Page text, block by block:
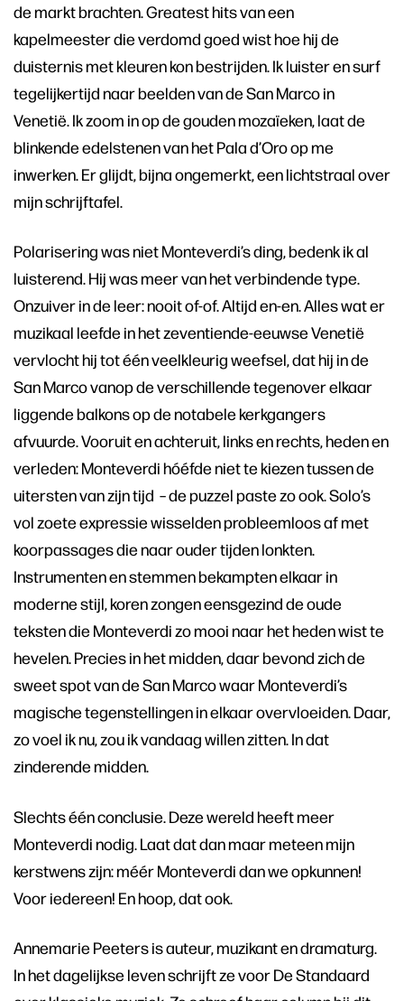
de markt brachten. Greatest hits van een
kapelmeester die verdomd goed wist hoe hij de
duisternis met kleuren kon bestrijden. Ik luister en surf
tegelijkertijd naar beelden van de San Marco in
Venetië. Ik zoom in op de gouden mozaïeken, laat de
blinkende edelstenen van het Pala d’Oro op me
inwerken. Er glijdt, bijna ongemerkt, een lichtstraal over
mijn schrijftafel.
Polarisering was niet Monteverdi’s ding, bedenk ik al
luisterend. Hij was meer van het verbindende type.
Onzuiver in de leer: nooit of-of. Altijd en-en. Alles wat er
muzikaal leefde in het zeventiende-eeuwse Venetië
vervlocht hij tot één veelkleurig weefsel, dat hij in de
San Marco vanop de verschillende tegenover elkaar
liggende balkons op de notabele kerkgangers
afvuurde. Vooruit en achteruit, links en rechts, heden en
verleden: Monteverdi hóéfde niet te kiezen tussen de
uitersten van zijn tijd – de puzzel paste zo ook. Solo’s
vol zoete expressie wisselden probleemloos af met
koorpassages die naar ouder tijden lonkten.
Instrumenten en stemmen bekampten elkaar in
moderne stijl, koren zongen eensgezind de oude
teksten die Monteverdi zo mooi naar het heden wist te
hevelen. Precies in het midden, daar bevond zich de
sweet spot van de San Marco waar Monteverdi’s
magische tegenstellingen in elkaar overvloeiden. Daar,
zo voel ik nu, zou ik vandaag willen zitten. In dat
zinderende midden.
Slechts één conclusie. Deze wereld heeft meer
Monteverdi nodig. Laat dat dan maar meteen mijn
kerstwens zijn: méér Monteverdi dan we opkunnen!
Voor iedereen! En hoop, dat ook.
Annemarie Peeters is auteur, muzikant en dramaturg.
In het dagelijkse leven schrijft ze voor De Standaard